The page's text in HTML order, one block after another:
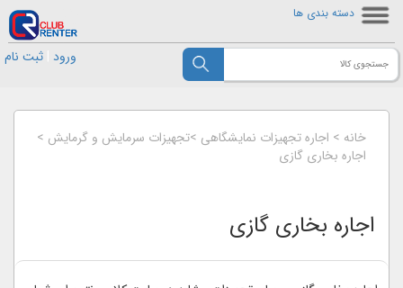
دسته بندی ها
ورود ثبت نام
خانه > اجاره تجهیزات نمایشگاهی >تجهیزات سرمایش و گرمایش >
اجاره بخاری گازی
اجاره بخاری گازی